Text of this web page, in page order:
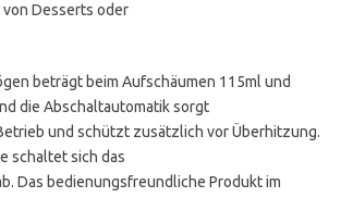
Desserts oder
beträgt beim Aufschäumen 115ml und
die Abschaltautomatik sorgt
und schützt zusätzlich vor Überhitzung.
schaltet sich das
Das bedienungsfreundliche Produkt im